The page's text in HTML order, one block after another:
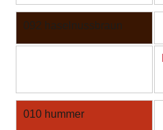
092 haselnussbraun
010 hummer